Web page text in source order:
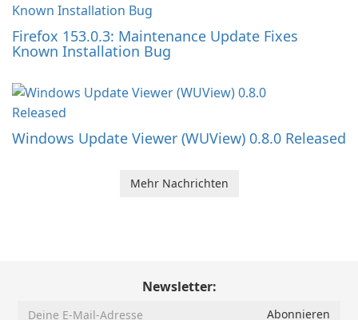
Firefox 153.0.3: Maintenance Update Fixes
Known Installation Bug
Windows Update Viewer (WUView) 0.8.0 Released
Mehr Nachrichten
Newsletter: